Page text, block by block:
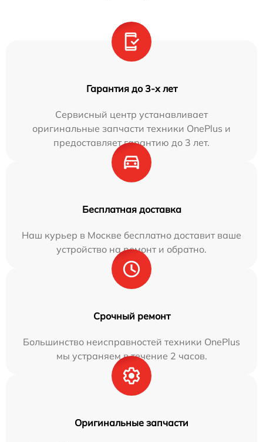
Гарантия до 3-х лет
Сервисный центр устанавливает
оригинальные запчасти техники OnePlus и
предоставляет гарантию до 3 лет.
Бесплатная доставка
Наш курьер в Москве бесплатно доставит ваше
устройство на ремонт и обратно.
Срочный ремонт
Большинство неисправностей техники OnePlus
мы устраняем в течение 2 часов.
Оригинальные запчасти